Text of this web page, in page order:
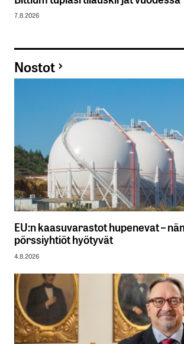
7.8.2026
Nostot
EU:n kaasuvarastot hupenevat –
pörssiyhtiöt hyötyvät
4.8.2026